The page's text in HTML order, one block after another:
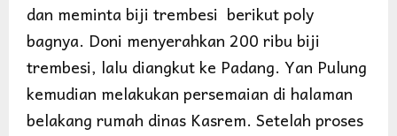
dan meminta biji trembesi berikut poly
bagnya. Doni menyerahkan 200 ribu biji
trembesi, lalu diangkut ke Padang. Yan Pulung
kemudian melakukan persemaian di halaman
belakang rumah dinas Kasrem. Setelah proses